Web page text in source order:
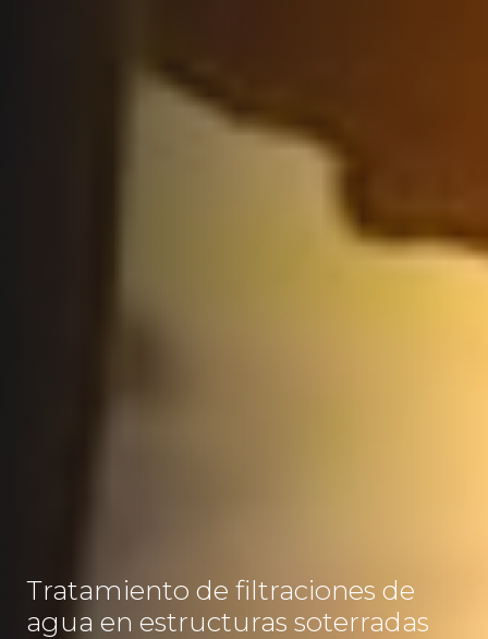
Tratamiento de filtraciones de
agua en estructuras soterradas